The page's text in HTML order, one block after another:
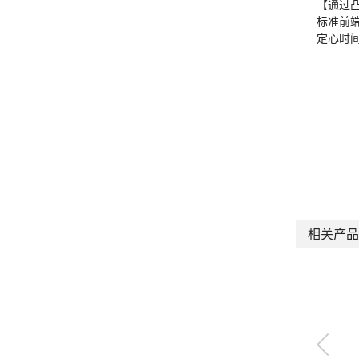
【通过
标准前
定心时
相关产品